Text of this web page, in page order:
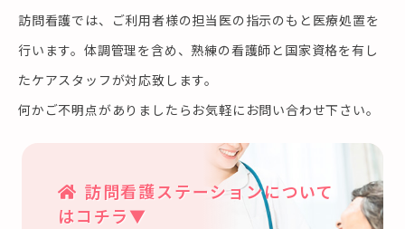
訪問看護では、ご利用者様の担当医の指示のもと医療処置を
行います。体調管理を含め、熟練の看護師と国家資格を有し
たケアスタッフが対応致します。
何かご不明点がありましたらお気軽にお問い合わせ下さい。
訪問看護ステーションについて
はコチラ▼